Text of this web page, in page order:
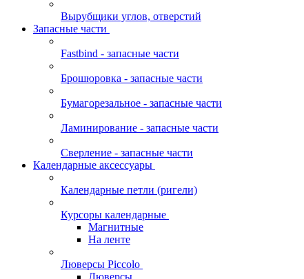
Вырубщики углов, отверстий
Запасные части
Fastbind - запасные части
Брошюровка - запасные части
Бумагорезальное - запасные части
Ламинирование - запасные части
Сверление - запасные части
Календарные аксессуары
Календарные петли (ригели)
Курсоры календарные
Магнитные
На ленте
Люверсы Piccolo
Люверсы